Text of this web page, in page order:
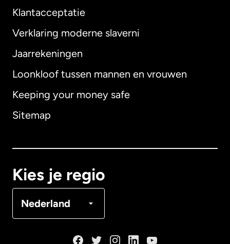
Klantacceptatie
Verklaring moderne slaverni
Jaarrekeningen
Loonkloof tussen mannen en vrouwen
Keeping your money safe
Sitemap
Kies je regio
Nederland
Internationaal English
Australië